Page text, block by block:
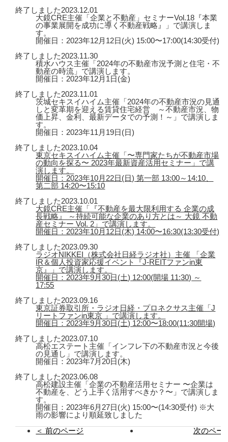
終了しました2023.12.01
大鏡CRE主催「企業と不動産」セミナーVol.18『本業
の事業展開を成功に導く不動産戦略』」で講演しま
す。
開催日：2023年12月12日(火) 15:00〜17:00(14:30受付)
終了しました2023.11.30
積水ハウス主催「2024年の不動産市況予測と住宅・不
動産の時流」で講演します。
開催日：2023年12月1日(金)
終了しました2023.11.01
茨城セキスイハイム主催「2024年の不動産市況の見通
しと変革期を迎える賃貸住宅経営 ～不動産市況、物
価上昇、金利、最新データでの予測！～」で講演しま
す。
開催日：2023年11月19日(日)
終了しました2023.10.04
東京セキスイハイム主催「〜専門家たちが不動産市場
の動向を探る〜 2023年最新資産活用セミナー」で講
演します。
開催日：2023年10月22日(日) 第一部 13:00～14:10、
第二部 14:20〜15:10
終了しました2023.10.01
大鏡CRE主催「『不動産を最大限利用する 企業の成
長戦略』 ～持続可能な企業のあり方とは～ 大鏡 不動
産セミナー Vol. 2」で講演します。
開催日：2023年10月12日(木) 14:00〜16:30(13:30受付)
終了しました2023.09.30
ラジオNIKKEI（株式会社日経ラジオ社）主催 「企業
IR＆個人投資家応援イベント『J-REITファンin東
京』」で講演します。
開催日：2023年9月30日(土) 12:00(開場 11:30) ～
17:55
終了しました2023.09.16
東京証券取引所・ラジオ日経・プロネクサス主催「J
リートファンin東京 」で講演します。
開催日：2023年9月30日(土) 12:00〜18:00(11:30開場)
終了しました2023.07.10
高松エステート主催「インフレ下の不動産市況と今後
の見通し」で講演します。
開催日：2023年7月20日(木)
終了しました2023.06.08
高松建設主催「企業の不動産活用セミナー 〜企業は
不動産を、どう上手く活用すべきか？〜」で講演しま
す。
開催日：2023年6月27日(火) 15:00〜(14:30受付) ※大
雨の影響により順延致しました
＜ 前のページ
次のペー